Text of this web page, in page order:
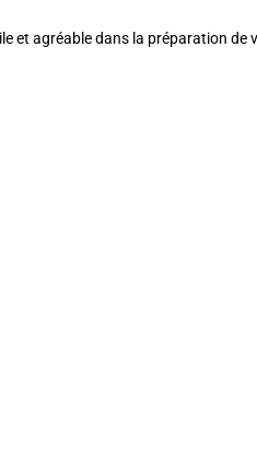
et agréable dans la préparation de